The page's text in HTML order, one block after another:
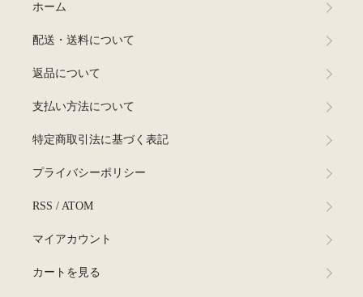
ホーム
配送・送料について
返品について
支払い方法について
特定商取引法に基づく表記
プライバシーポリシー
RSS / ATOM
マイアカウント
カートを見る